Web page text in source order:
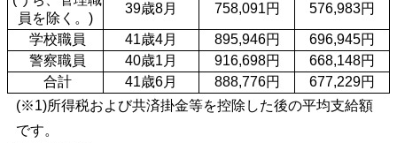
員を除く。)
39歳8月 758,091円 576,983円
学校職員 41歳4月 895,946円
696,945円
警察職員
40歳1月 916,698円
668,148円
合計
41歳6月 888,776円
677,229円
(※1)所得税および共済掛金等を控除した後の平均支給額
です。